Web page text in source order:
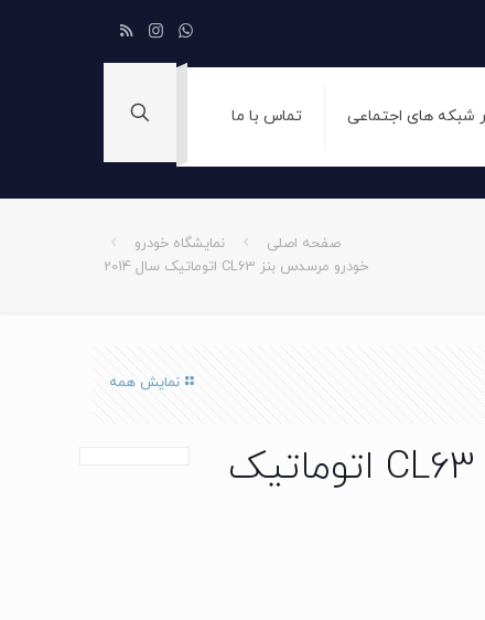
شبکه های اجتماعی تماس با ما
صفحه اصلی
نمایشگاه خودرو
خودرو مرسدس بنز CL63 اتوماتیک سال 2014
نمایش همه
خودرو مرسدس بنز CL63 اتوماتیک